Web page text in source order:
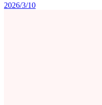
2026/3/10